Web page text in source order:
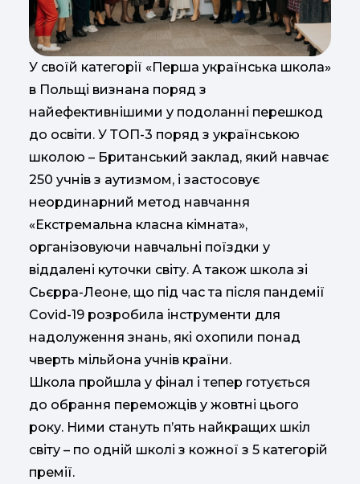
У своїй категорії «Перша українська школа»
в Польщі визнана поряд з
найефективнішими у подоланні перешкод
до освіти. У ТОП-3 поряд з українською
школою – Британський заклад, який навчає
250 учнів з аутизмом, і застосовує
неординарний метод навчання
«Екстремальна класна кімната»,
організовуючи навчальні поїздки у
віддалені куточки світу. А також школа зі
Сьєрра-Леоне, що під час та після пандемії
Covid-19 розробила інструменти для
надолуження знань, які охопили понад
чверть мільйона учнів країни.
Школа пройшла у фінал і тепер готується
до обрання переможців у жовтні цього
року. Ними стануть п’ять найкращих шкіл
світу – по одній школі з кожної з 5 категорій
премії.